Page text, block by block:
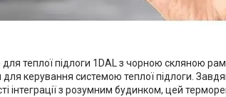
теплої підлоги 1DAL з чорною скляною
керування системою теплої підлоги.
інтеграції з розумним будинком, цей